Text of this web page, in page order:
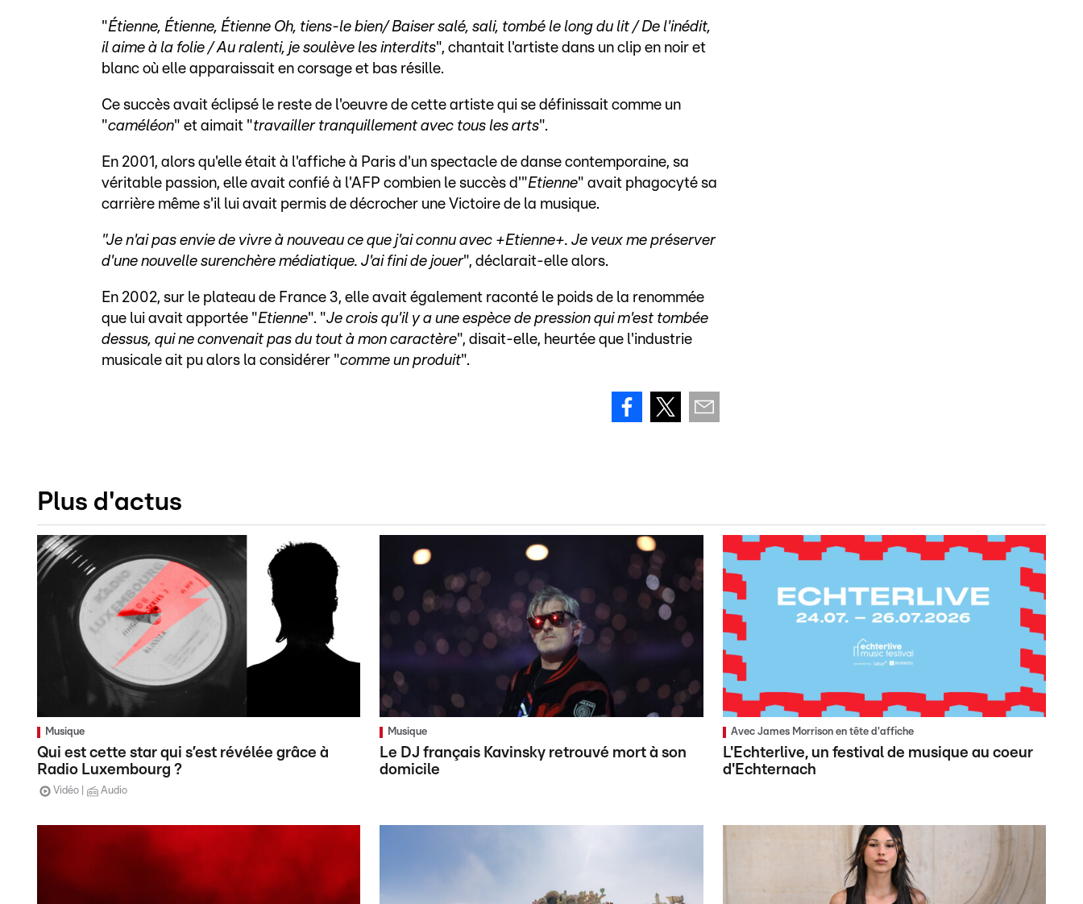
"Étienne, Étienne, Étienne Oh, tiens-le bien/ Baiser salé, sali, tombé le long du lit / De l'inédit,
il aime à la folie / Au ralenti, je soulève les interdits", chantait l'artiste dans un clip en noir et
blanc où elle apparaissait en corsage et bas résille.
Ce succès avait éclipsé le reste de l'oeuvre de cette artiste qui se définissait comme un
"caméléon" et aimait "travailler tranquillement avec tous les arts".
En 2001, alors qu'elle était à l'affiche à Paris d'un spectacle de danse contemporaine, sa
véritable passion, elle avait confié à l'AFP combien le succès d'"Etienne" avait phagocyté sa
carrière même s'il lui avait permis de décrocher une Victoire de la musique.
"Je n'ai pas envie de vivre à nouveau ce que j'ai connu avec +Etienne+. Je veux me préserver
d'une nouvelle surenchère médiatique. J'ai fini de jouer", déclarait-elle alors.
En 2002, sur le plateau de France 3, elle avait également raconté le poids de la renommée
que lui avait apportée "Etienne". "Je crois qu'il y a une espèce de pression qui m'est tombée
dessus, qui ne convenait pas du tout à mon caractère", disait-elle, heurtée que l'industrie
musicale ait pu alors la considérer "comme un produit".
Plus d'actus
Musique
Qui est cette star qui s’est révélée grâce à
Radio Luxembourg ?
Vidéo Audio
Musique
Le DJ français Kavinsky retrouvé mort à son
domicile
Avec James Morrison en tête d'affiche
L'Echterlive, un festival de musique au coeur
d'Echternach